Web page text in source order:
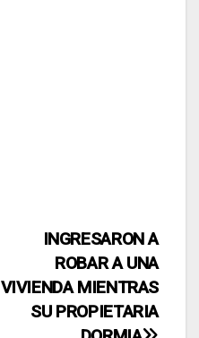
INGRESARON A
ROBAR A UNA
VIVIENDA MIENTRAS
SU PROPIETARIA